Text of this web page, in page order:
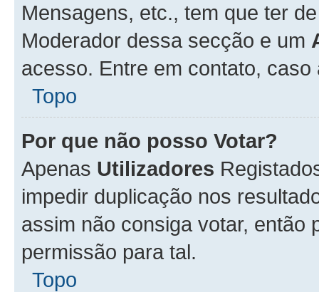
Mensagens, etc., tem que ter
Moderador dessa secção e um
acesso. Entre em contato,
Topo
Por que não posso Votar?
Apenas Utilizadores
impedir duplicação nos
assim não consiga votar, então
permissão para tal.
Topo